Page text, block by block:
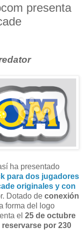
presenta
ha presentado
para dos jugadores
originales y con
Dotado de conexión
forma del logo
el 25 de octubre
reservarse por 230